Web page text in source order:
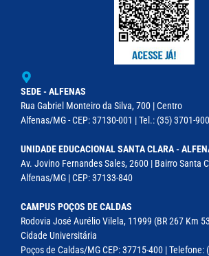
SEDE - ALFENAS
Rua Gabriel Monteiro da Silva, 700 | Centro
Alfenas/MG - CEP: 37130-001 | Tel.: (35) 3701-
UNIDADE EDUCACIONAL SANTA CLARA -
Av. Jovino Fernandes Sales, 2600 | Bairro Santa
Alfenas/MG | CEP: 37133-840
CAMPUS POÇOS DE CALDAS
Rodovia José Aurélio Vilela, 11999 (BR 267 Km
Cidade Universitária
Poços de Caldas/MG CEP: 37715-400 | Telefone: